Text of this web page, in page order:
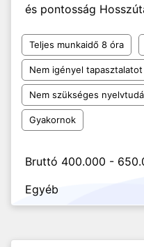
és pontosság
Teljes munkaidő 8 óra
Nem igényel tapasztalatot
Nem szükséges
Gyakornok
Bruttó 400.000 -
Egyéb